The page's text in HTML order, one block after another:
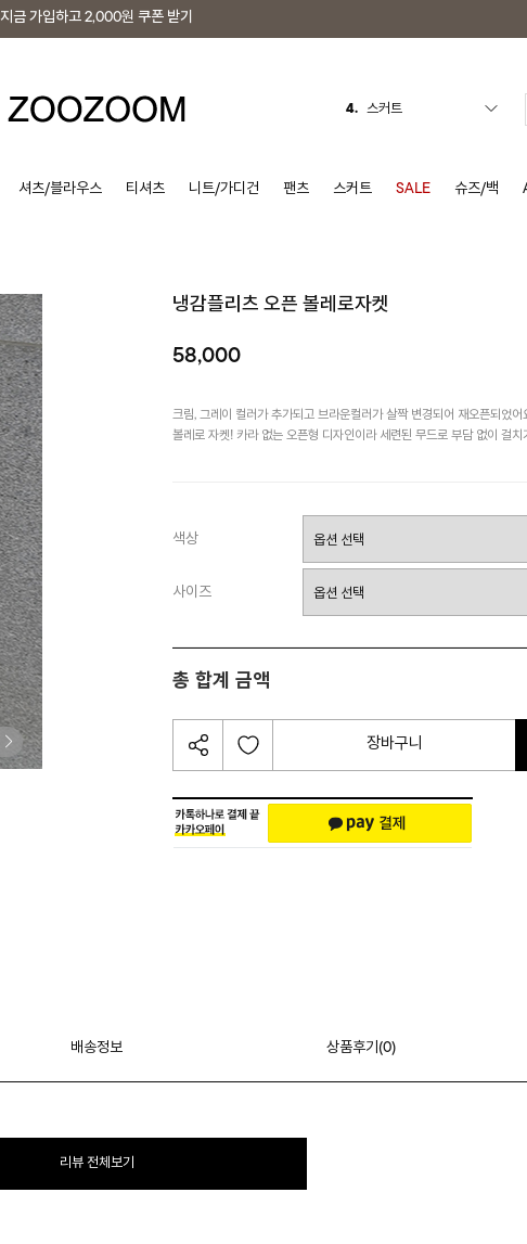
지금 가입하고 2,000원 쿠폰 받기
4. 스커트
6.
바스락원피스
3. 나시
셔츠/블라우스 티셔츠 니트/가디건 팬츠 스커트 SALE 슈즈/백
냉감플리츠 오픈 볼레로자켓
58,000
크림, 그레이 컬러가 추가되고 브라운컬러가 살짝 변경되어 재오픈되었
볼레로 자켓! 카라 없는 오픈형 디자인이라 세련된 무드로 부담 없이 걸치
색상
사이즈
총 합계 금액
장바구니
배송정보 상품후기(0)
리뷰 전체보기